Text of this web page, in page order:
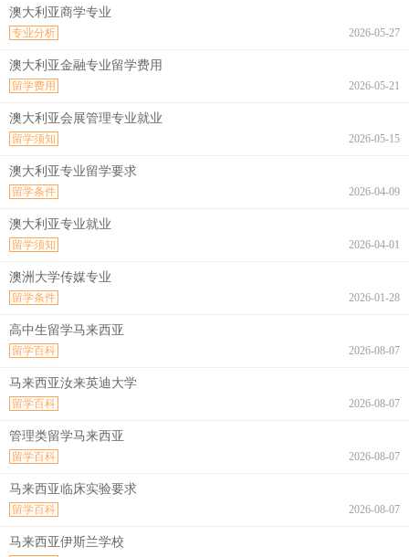
澳大利亚商学专业
2026-05-27
专业分析
澳大利亚金融专业留学费用
2026-05-21
留学费用
澳大利亚会展管理专业就业
2026-05-15
留学须知
澳大利亚专业留学要求
2026-04-09
留学条件
澳大利亚专业就业
2026-04-01
留学须知
澳洲大学传媒专业
2026-01-28
留学条件
高中生留学马来西亚
2026-08-07
留学百科
马来西亚汝来英迪大学
2026-08-07
留学百科
管理类留学马来西亚
2026-08-07
留学百科
马来西亚临床实验要求
2026-08-07
留学百科
马来西亚伊斯兰学校